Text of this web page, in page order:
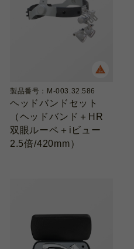
製品番号：M-003.32.586
ヘッドバンドセット
（ヘッドバンド＋HR
双眼ルーペ＋iビュー
2.5倍/420mm）